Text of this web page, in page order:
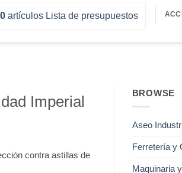
0artículos Lista de presupuestos
Imperial
contra astillas de
BROWSE
Aseo
Ferretería y
Maquinaria